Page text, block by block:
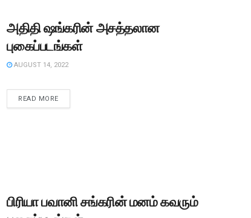
அதிதி ஷங்கரின் அசத்தலான
புகைப்படங்கள்
AUGUST 14, 2022
READ MORE
பிரியா பவானி சங்கரின் மனம் கவரும்